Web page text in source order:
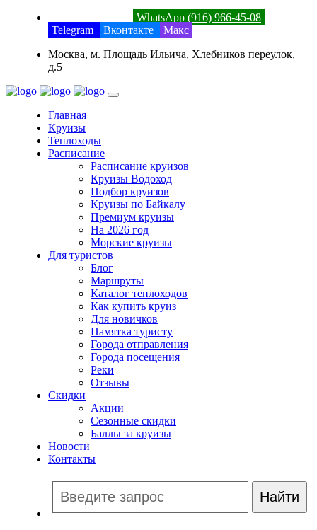
WhatsApp (916) 966-45-08
Telegram
Вконтакте
Макс
Москва, м. Площадь Ильича, Хлебников переулок,
д.5
Главная
Круизы
Теплоходы
Расписание
Расписание круизов
Круизы Водоход
Подбор круизов
Круизы по Байкалу
Премиум круизы
На 2026 год
Морские круизы
Для туристов
Блог
Маршруты
Каталог теплоходов
Как купить круиз
Для новичков
Памятка туристу
Города отправления
Города посещения
Реки
Отзывы
Скидки
Акции
Сезонные скидки
Баллы за круизы
Новости
Контакты